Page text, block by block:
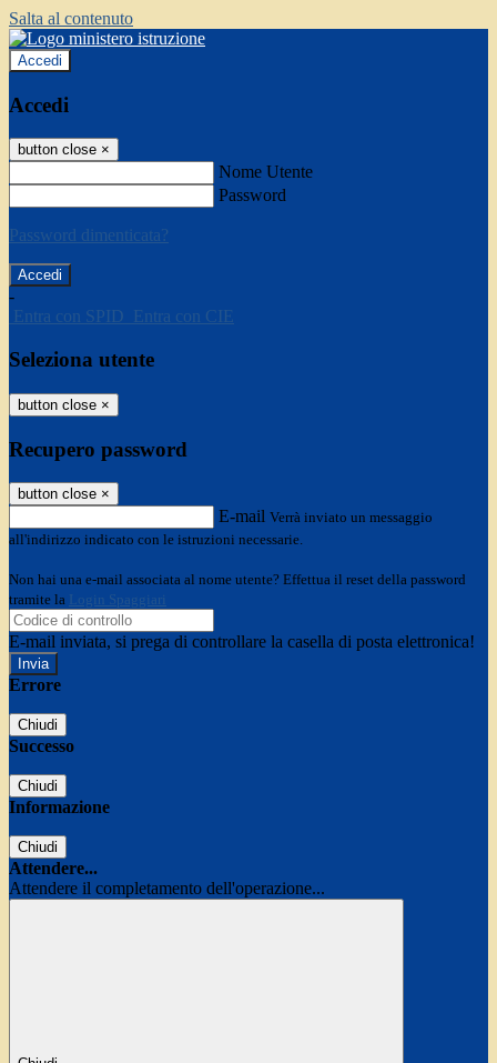
Salta al contenuto
Accedi
Accedi
button close ×
Nome Utente
Password
Password dimenticata?
-
Entra con SPID
Entra con CIE
Seleziona utente
button close ×
Recupero password
button close ×
E-mail Verrà inviato un messaggio
all'indirizzo indicato con le istruzioni necessarie.
Non hai una e-mail associata al nome utente? Effettua il reset della password
tramite la Login Spaggiari
E-mail inviata, si prega di controllare la casella di posta elettronica!
Errore
Chiudi
Successo
Chiudi
Informazione
Chiudi
Attendere...
Attendere il completamento dell'operazione...